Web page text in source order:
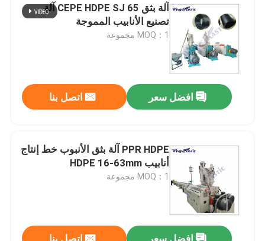
آلة بثق CEPE HDPE SJ 65 آلة
تصنيع الأنابيب المموجة
MOQ：1 مجموعة
افضل سعر اتصل بنا
PPR HDPE آلة بثق الأنبوب خط إنتاج
أنابيب HDPE 16-63mm
MOQ：1 مجموعة